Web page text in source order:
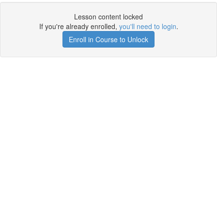
Lesson content locked
If you're already enrolled, you'll need to login.
Enroll in Course to Unlock